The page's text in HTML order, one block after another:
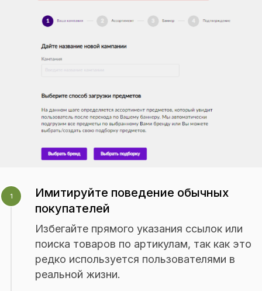
1
Имитируйте поведение обычных
покупателей
Избегайте прямого указания ссылок или
поиска товаров по артикулам, так как это
редко используется пользователями в
реальной жизни.
Компания оптимизирует ваш
систем, а также запустит
контекстную рекламу, которая
Профессионалы «Оптима Промо»
разработают дизайн карточек
товаров для WB, которые будут
привлекать внимание покупателей
и выделяться среди конкурентов.